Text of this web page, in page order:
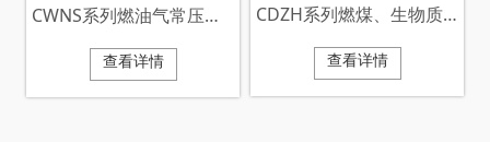
CWNS系列燃油气常压热水锅炉
查看详情
CDZH系列燃煤、生物质手烧常压热水锅炉
查看详情